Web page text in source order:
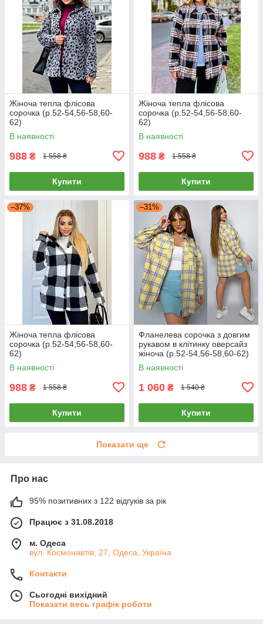
Жіноча тепла флісова
сорочка (р.52-54,56-58,60-
62)
В наявності
988 ₴ 1 558 ₴
Купити
Жіноча тепла флісова
сорочка (р.52-54,56-58,60-
62)
В наявності
988 ₴ 1 558 ₴
Купити
–37%
Жіноча тепла флісова
сорочка (р.52-54,56-58,60-
62)
В наявності
988 ₴ 1 558 ₴
Купити
–31%
Фланелева сорочка з довгим
рукавом в клітинку оверсайз
жіноча (р.52-54,56-58,60-62)
В наявності
1 060 ₴ 1 540 ₴
Купити
Показати ще
Про нас
95% позитивних з 122 відгуків за рік
Працює з 31.08.2018
м. Одеса
вул. Космонавтів, 27, Одеса, Україна
Контакти
Сьогодні вихідний
Показати весь графік роботи